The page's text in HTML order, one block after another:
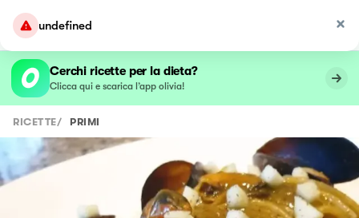
undefined
Cerchi ricette per la dieta?
Clicca qui e scarica l’app olivia!
RICETTE/ PRIMI